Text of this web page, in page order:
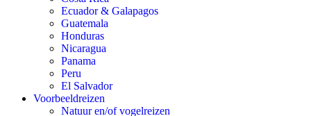
Ecuador & Galapagos
Guatemala
Honduras
Nicaragua
Panama
Peru
El Salvador
Voorbeeldreizen
Natuur en/of vogelreizen